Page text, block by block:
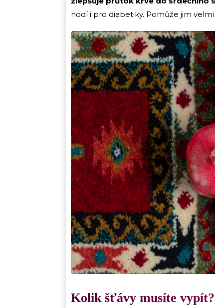
hodí i pro diabetiky. Pomůže jim
Kolik šťávy musíte vypít?